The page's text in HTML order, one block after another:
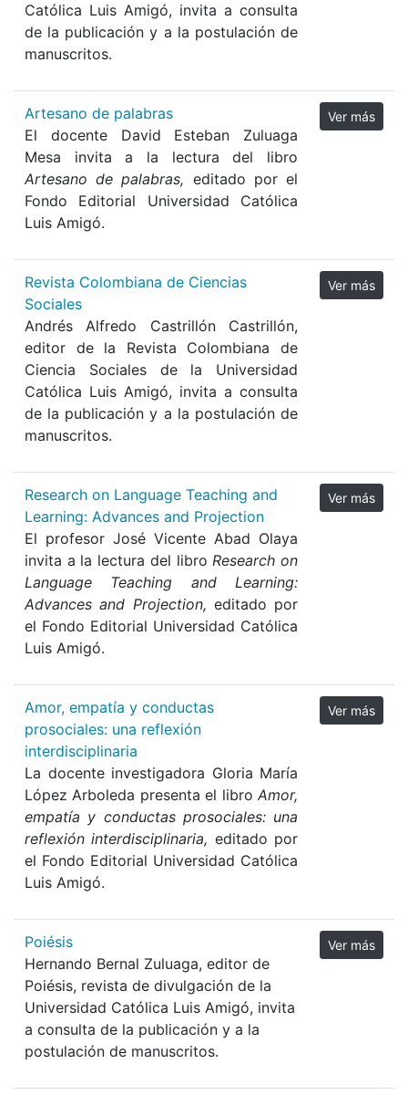
Católica Luis Amigó, invita a consulta
de la publicación y a la postulación de
manuscritos.
Artesano de palabras
El docente David Esteban Zuluaga
Mesa invita a la lectura del libro
Artesano de palabras, editado por el
Fondo Editorial Universidad Católica
Luis Amigó.
Ver más
Revista Colombiana de Ciencias
Sociales
Andrés Alfredo Castrillón Castrillón,
editor de la Revista Colombiana de
Ciencia Sociales de la Universidad
Católica Luis Amigó, invita a consulta
de la publicación y a la postulación de
manuscritos.
Ver más
Research on Language Teaching and
Learning: Advances and Projection
El profesor José Vicente Abad Olaya
invita a la lectura del libroResearch on
Language Teaching and Learning:
Advances and Projection, editado por
el Fondo Editorial Universidad Católica
Luis Amigó.
Ver más
Amor, empatía y conductas
prosociales: una reflexión
interdisciplinaria
La docente investigadora Gloria María
López Arboleda presenta el libro Amor,
empatía y conductas prosociales: una
reflexión interdisciplinaria, editado por
el Fondo Editorial Universidad Católica
Luis Amigó.
Ver más
Poiésis
Hernando Bernal Zuluaga, editor de
Poiésis, revista de divulgación de la
Universidad Católica Luis Amigó, invita
a consulta de la publicación y a la
postulación de manuscritos.
Ver más